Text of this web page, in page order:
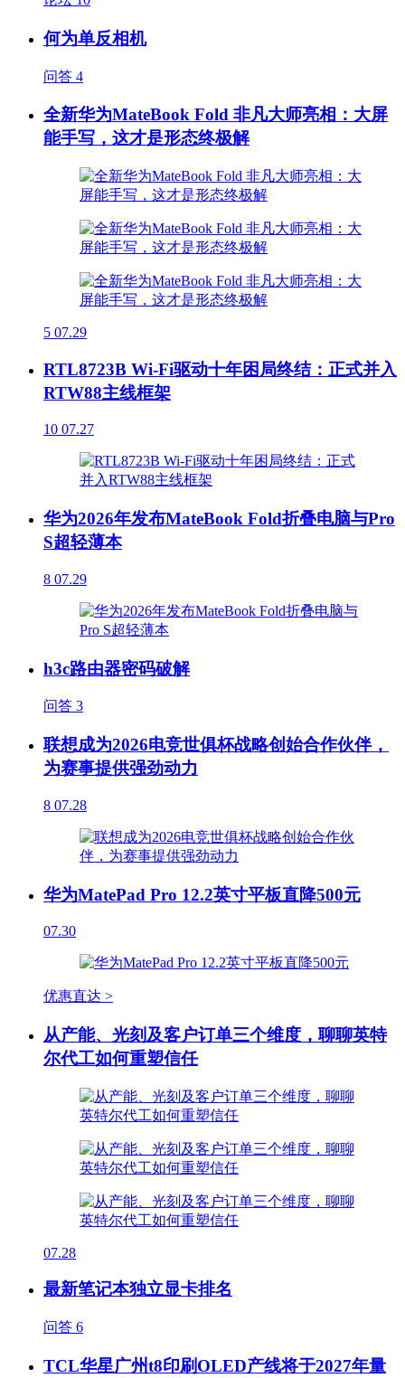
何为单反相机
问答 4
全新华为MateBook Fold 非凡大师亮相：大屏
能手写，这才是形态终极解
5 07.29
RTL8723B Wi-Fi驱动十年困局终结：正式并入
RTW88主线框架
10 07.27
华为2026年发布MateBook Fold折叠电脑与Pro
S超轻薄本
8 07.29
h3c路由器密码破解
问答 3
联想成为2026电竞世俱杯战略创始合作伙伴，
为赛事提供强劲动力
8 07.28
华为MatePad Pro 12.2英寸平板直降500元
07.30
优惠直达 >
从产能、光刻及客户订单三个维度，聊聊英特
尔代工如何重塑信任
07.28
最新笔记本独立显卡排名
问答 6
TCL华星广州t8印刷OLED产线将于2027年量